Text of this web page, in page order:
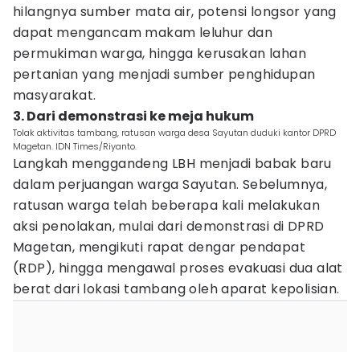
hilangnya sumber mata air, potensi longsor yang
dapat mengancam makam leluhur dan
permukiman warga, hingga kerusakan lahan
pertanian yang menjadi sumber penghidupan
masyarakat.
3. Dari demonstrasi ke meja hukum
Tolak aktivitas tambang, ratusan warga desa Sayutan duduki kantor DPRD
Magetan. IDN Times/Riyanto.
Langkah menggandeng LBH menjadi babak baru
dalam perjuangan warga Sayutan. Sebelumnya,
ratusan warga telah beberapa kali melakukan
aksi penolakan, mulai dari demonstrasi di DPRD
Magetan, mengikuti rapat dengar pendapat
(RDP), hingga mengawal proses evakuasi dua alat
berat dari lokasi tambang oleh aparat kepolisian.